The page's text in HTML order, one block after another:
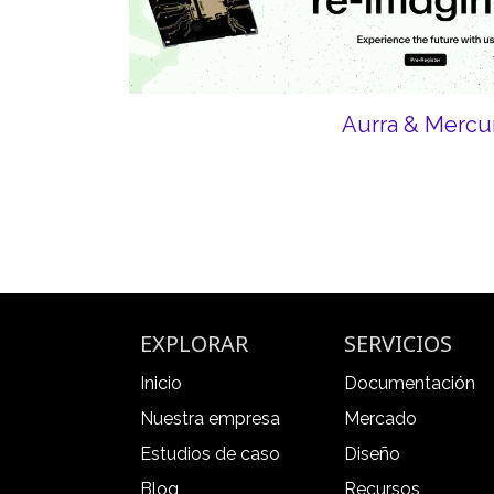
Aurra &
EXPLORAR
Inicio
Nuestra empresa
Estudios de caso
Blog
SERVICIOS
Documentación
Mercado
Diseño
Recursos